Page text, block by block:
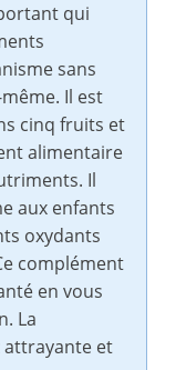
qui
sans
Il est
cinq fruits et
alimentaire
Il
aux enfants
oxydants
complément
en vous
La
attrayante et